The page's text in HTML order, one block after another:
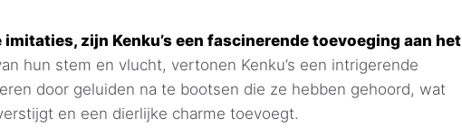
zijn Kenku’s een fascinerende toevoeging aan het
hun stem en vlucht, vertonen Kenku’s een intrigerende
door geluiden na te bootsen die ze hebben gehoord, wat
en een dierlijke charme toevoegt.